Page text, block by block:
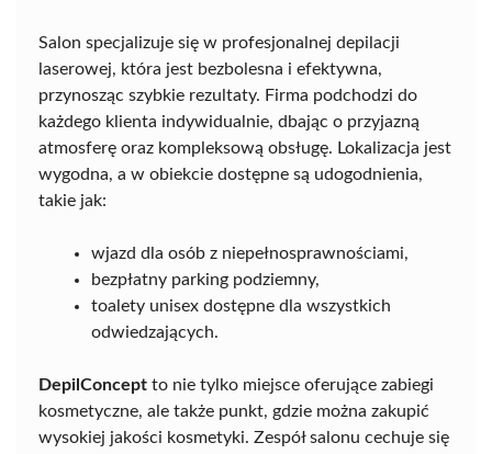
Salon specjalizuje się w profesjonalnej depilacji
laserowej, która jest bezbolesna i efektywna,
przynosząc szybkie rezultaty. Firma podchodzi do
każdego klienta indywidualnie, dbając o przyjazną
atmosferę oraz kompleksową obsługę. Lokalizacja jest
wygodna, a w obiekcie dostępne są udogodnienia,
takie jak:
wjazd dla osób z niepełnosprawnościami,
bezpłatny parking podziemny,
toalety unisex dostępne dla wszystkich
odwiedzających.
DepilConcept to nie tylko miejsce oferujące zabiegi
kosmetyczne, ale także punkt, gdzie można zakupić
wysokiej jakości kosmetyki. Zespół salonu cechuje się